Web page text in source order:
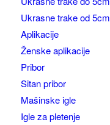
Ukrasne trake od 5cm
Aplikacije
Ženske aplikacije
Pribor
Sitan pribor
Mašinske igle
Igle za pletenje